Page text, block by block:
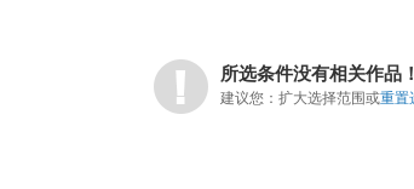
所选条件没有相关作品！
建议您：扩大选择范围或重置